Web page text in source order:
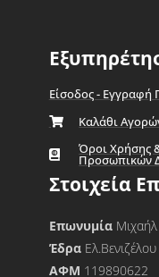
Είσοδος - Εγγραφή
Καλάθι
Όροι Χρήσης
Προσωπικών
Στοιχεία
Επωνυμία
Έδρα
ΑΦΜ 119890622